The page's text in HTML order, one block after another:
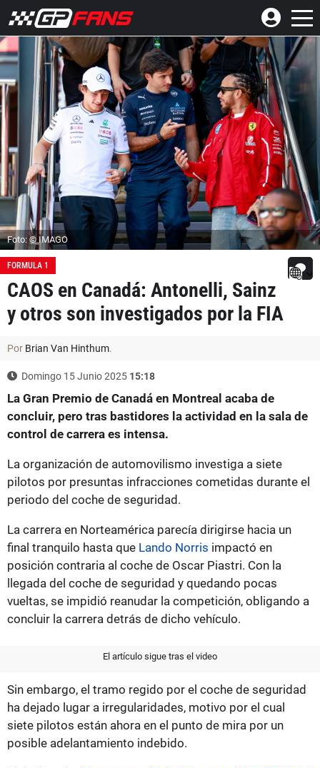
Foto: © IMAGO
FORMULA 1
CAOS en Canadá: Antonelli, Sainz
y otros son investigados por la FIA
Por Brian Van Hinthum.
Domingo 15 Junio 2025 15:18
La Gran Premio de Canadá en Montreal acaba de
concluir, pero tras bastidores la actividad en la sala de
control de carrera es intensa.
La organización de automovilismo investiga a siete
pilotos por presuntas infracciones cometidas durante el
periodo del coche de seguridad.
La carrera en Norteamérica parecía dirigirse hacia un
final tranquilo hasta que Lando Norris impactó en
posición contraria al coche de Oscar Piastri. Con la
llegada del coche de seguridad y quedando pocas
vueltas, se impidió reanudar la competición, obligando a
concluir la carrera detrás de dicho vehículo.
El artículo sigue tras el video
Sin embargo, el tramo regido por el coche de seguridad
ha dejado lugar a irregularidades, motivo por el cual
siete pilotos están ahora en el punto de mira por un
posible adelantamiento indebido.